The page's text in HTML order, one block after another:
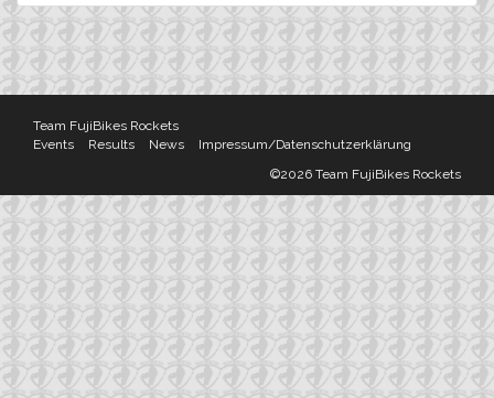
Team FujiBikes Rockets
Events
Results News
Impressum/Datenschutzerklärung
©2026 Team FujiBikes Rockets